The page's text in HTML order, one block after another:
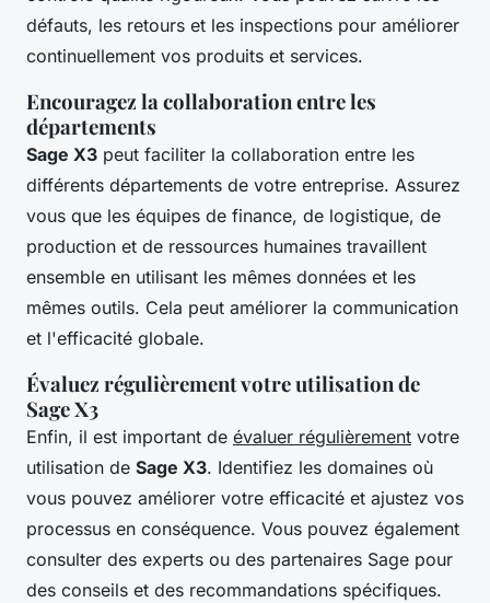
défauts, les retours et les inspections pour améliorer
continuellement vos produits et services.
Encouragez la collaboration entre les
départements
Sage X3 peut faciliter la collaboration entre les
différents départements de votre entreprise. Assurez
vous que les équipes de finance, de logistique, de
production et de ressources humaines travaillent
ensemble en utilisant les mêmes données et les
mêmes outils. Cela peut améliorer la communication
et l'efficacité globale.
Évaluez régulièrement votre utilisation de
Sage X3
Enfin, il est important de évaluer régulièrement votre
utilisation de Sage X3. Identifiez les domaines où
vous pouvez améliorer votre efficacité et ajustez vos
processus en conséquence. Vous pouvez également
consulter des experts ou des partenaires Sage pour
des conseils et des recommandations spécifiques.